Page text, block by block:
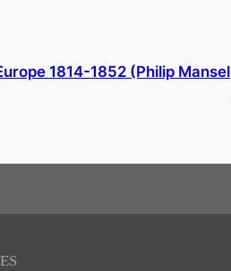
1814-1852 (Philip Mansel